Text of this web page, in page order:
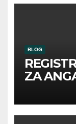
BLOG
ZA